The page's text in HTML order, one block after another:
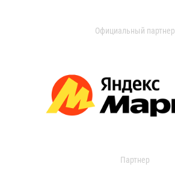
Официальный партнер
Партнер